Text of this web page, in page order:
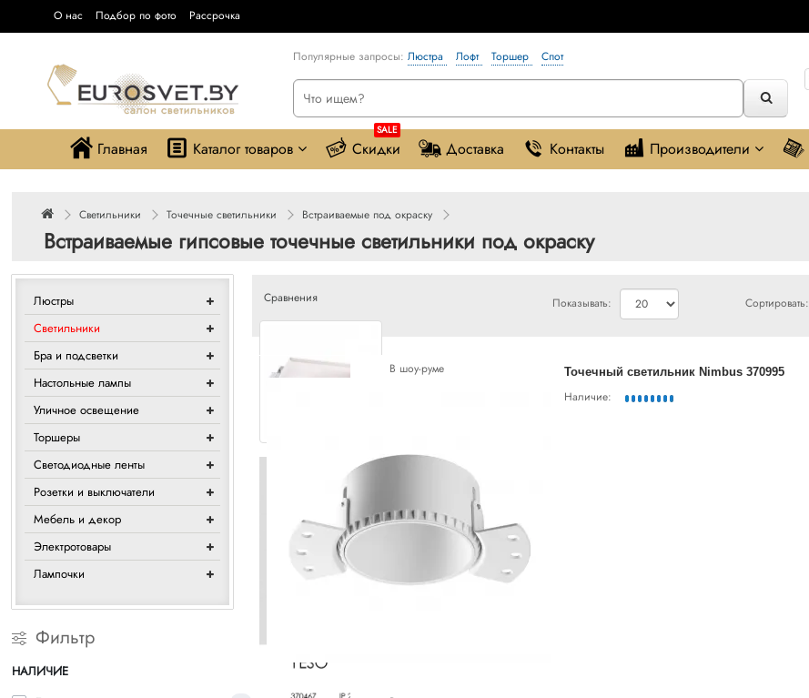
О нас Подбор по фото Рассрочка
Популярные запросы: Люстра Лофт Торшер
Спот
Главная Каталог товаров
SALE
Скидки Доставка Контакты Производители
Светильники Точечные светильники Встраиваемые под окраску
Встраиваемые гипсовые точечные светильники под окраску
Люстры
Светильники
Бра и подсветки
Настольные лампы
Уличное освещение
Торшеры
Светодиодные ленты
Розетки и выключатели
Мебель и декор
Электротовары
Лампочки
Фильтр
НАЛИЧИЕ
Сравнения Сортировать:
Показывать:
В шоу-руме Точечный светильник Nimbus 370995
Наличие: